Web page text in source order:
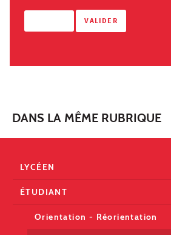
DANS LA MÊME RUBRIQUE
LYCÉEN
ÉTUDIANT
Orientation - Réorientation